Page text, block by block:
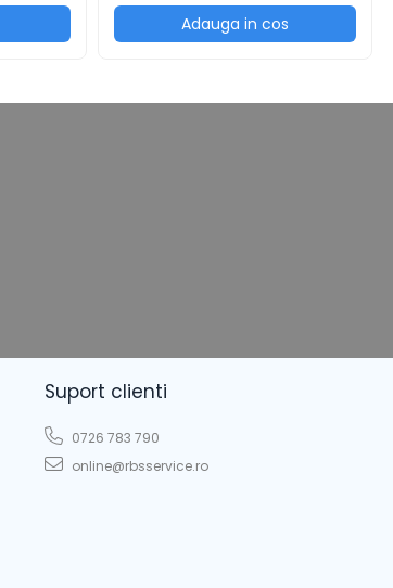
Adauga in cos
Suport clienti
0726 783 790
online@rbsservice.ro